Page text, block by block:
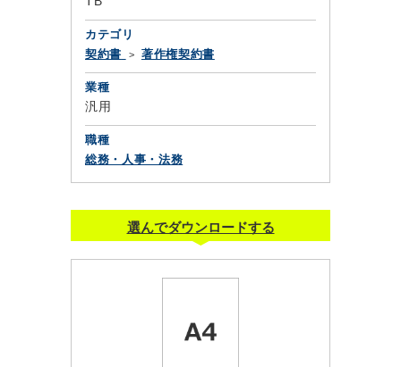
カテゴリ
契約書
著作権契約書
業種
汎用
職種
総務・人事・法務
選んでダウンロードする